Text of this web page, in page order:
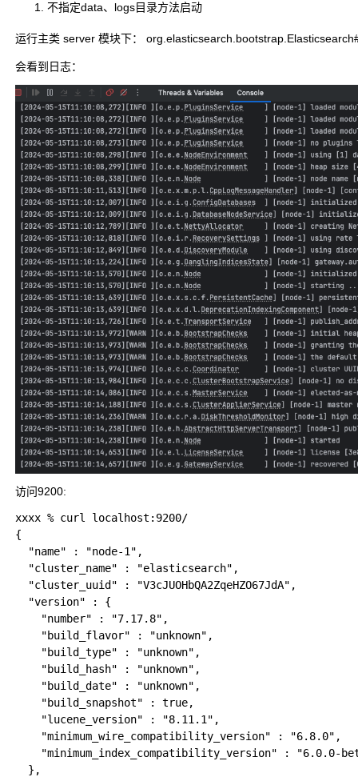
不指定data、logs目录方法启动
运行主类 server 模块下：
会看到日志：
访问9200:
xxxx % curl localhost:9200/
{
  "name" : "node-1",
  "cluster_name" : "elasticsearch",
  "cluster_uuid" : "V3cJUOHbQA2ZqeHZO67JdA",
  "version" : {
    "number" : "7.17.8",
    "build_flavor" : "unknown",
    "build_type" : "unknown",
    "build_hash" : "unknown",
    "build_date" : "unknown",
    "build_snapshot" : true,
    "lucene_version" : "8.11.1",
    "minimum_wire_compatibility_version" : "6.8.0",
"minimum_index_compatibility_version" : "6.0.0-
  },